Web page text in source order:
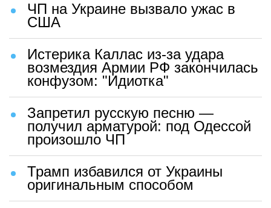
ЧП на Украине вызвало ужас в
США
Истерика Каллас из-за удара
возмездия Армии РФ закончилась
конфузом: "Идиотка"
Запретил русскую песню —
получил арматурой: под Одессой
произошло ЧП
Трамп избавился от Украины
оригинальным способом